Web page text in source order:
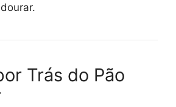
Trás do Pão